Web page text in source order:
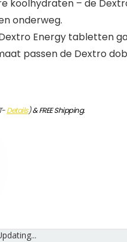
koolhydraten – de
onderweg.
Energy tabletten
passen de Dextro
Details)&FREE Shipping.